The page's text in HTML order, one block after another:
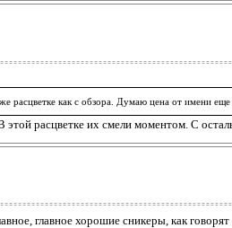
расцветке как с обзора. Думаю цена от имени
расцветке их смели моментом. С
главное хорошие сникеры, как